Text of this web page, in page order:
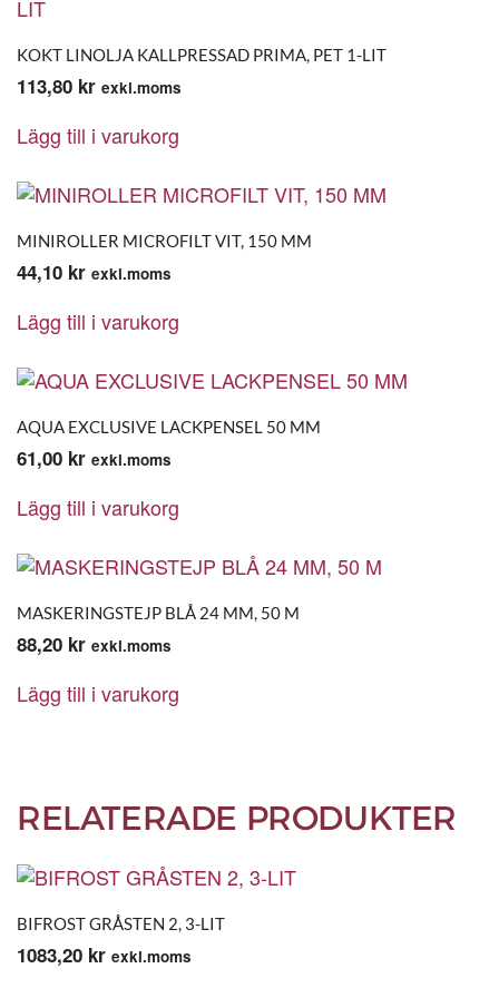
KOKT LINOLJA KALLPRESSAD PRIMA, PET 1-LIT
113,80 kr exkl.moms
Lägg till i varukorg
MINIROLLER MICROFILT VIT, 150 MM
44,10 kr exkl.moms
Lägg till i varukorg
AQUA EXCLUSIVE LACKPENSEL 50 MM
61,00 kr exkl.moms
Lägg till i varukorg
MASKERINGSTEJP BLÅ 24 MM, 50 M
88,20 kr exkl.moms
Lägg till i varukorg
RELATERADE PRODUKTER
BIFROST GRÅSTEN 2, 3-LIT
1083,20 kr exkl.moms